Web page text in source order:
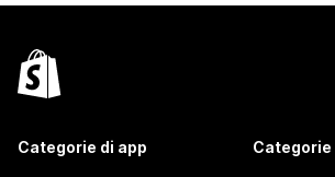
Categorie di app